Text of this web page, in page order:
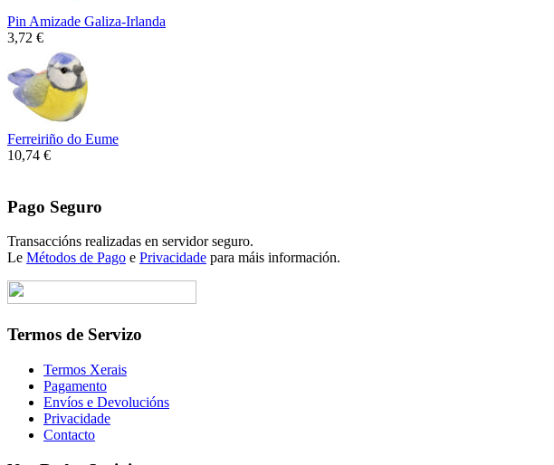
Pin Amizade Galiza-Irlanda
3,72 €
Ferreiriño do Eume
10,74 €
Pago Seguro
Transaccións realizadas en servidor seguro.
Le Métodos de Pago e Privacidade para máis información.
Termos de Servizo
Termos Xerais
Pagamento
Envíos e Devolucións
Privacidade
Contacto